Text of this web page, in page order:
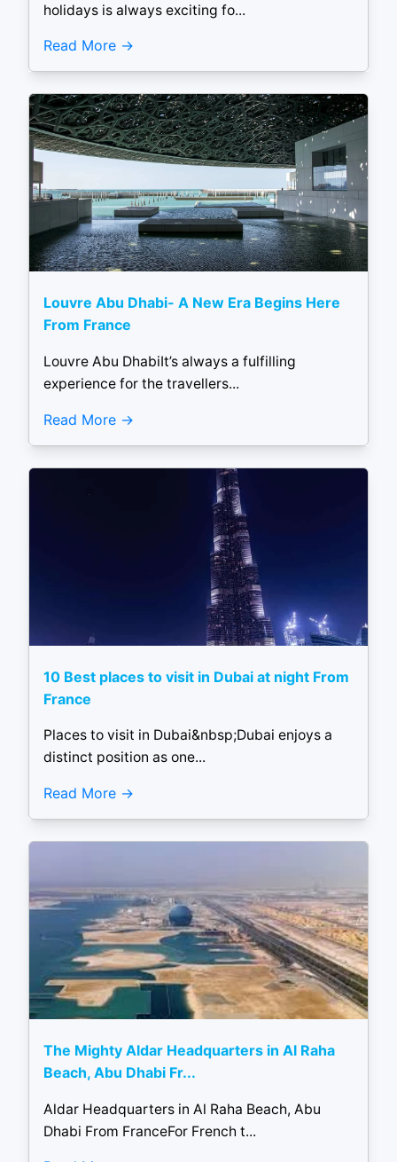
holidays is always exciting fo...
Read More
Louvre Abu Dhabi- A New Era Begins Here
From France
Louvre Abu DhabiIt’s always a fulfilling
experience for the travellers...
Read More
10 Best places to visit in Dubai at night From
France
Places to visit in Dubai&nbsp;Dubai enjoys a
distinct position as one...
Read More
The Mighty Aldar Headquarters in Al Raha
Beach, Abu Dhabi Fr...
Aldar Headquarters in Al Raha Beach, Abu
Dhabi From FranceFor French t...